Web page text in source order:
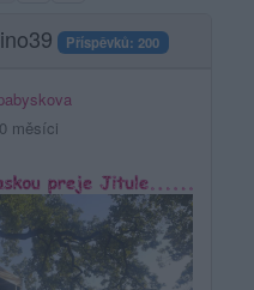
Příspěvků: 200
měsíci